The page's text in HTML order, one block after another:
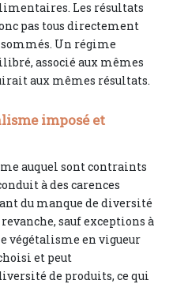
Les résultats
pas tous directement
Un régime
associé aux mêmes
aux mêmes résultats.
imposé et
auquel sont contraints
à des carences
du manque de diversité
sauf exceptions à
végétalisme en vigueur
et peut
de produits, ce qui